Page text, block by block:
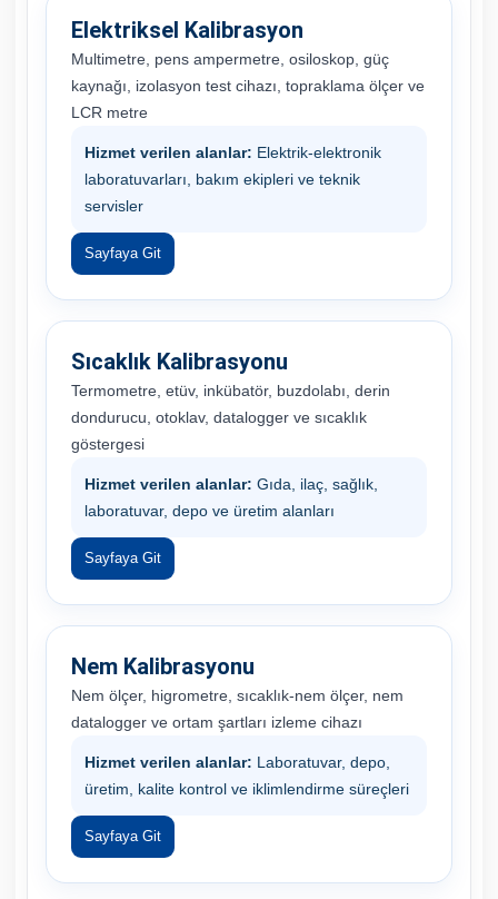
Elektriksel Kalibrasyon
Multimetre, pens ampermetre, osiloskop, güç
kaynağı, izolasyon test cihazı, topraklama ölçer ve
LCR metre
Hizmet verilen alanlar: Elektrik-elektronik
laboratuvarları, bakım ekipleri ve teknik
servisler
Sayfaya Git
Sıcaklık Kalibrasyonu
Termometre, etüv, inkübatör, buzdolabı, derin
dondurucu, otoklav, datalogger ve sıcaklık
göstergesi
Hizmet verilen alanlar: Gıda, ilaç, sağlık,
laboratuvar, depo ve üretim alanları
Sayfaya Git
Nem Kalibrasyonu
Nem ölçer, higrometre, sıcaklık-nem ölçer, nem
datalogger ve ortam şartları izleme cihazı
Hizmet verilen alanlar: Laboratuvar, depo,
üretim, kalite kontrol ve iklimlendirme süreçleri
Sayfaya Git